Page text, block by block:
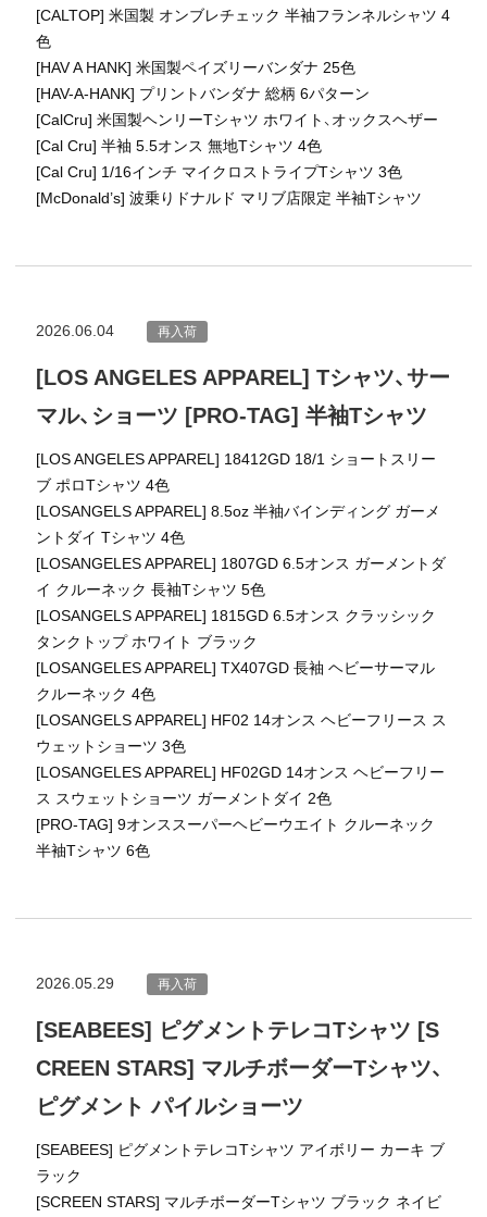
[CALTOP] 米国製 オンブレチェック 半袖フランネルシャツ 4
色
[HAV A HANK] 米国製ペイズリーバンダナ 25色
[HAV-A-HANK] プリントバンダナ 総柄 6パターン
[CalCru] 米国製ヘンリーTシャツ ホワイト、オックスヘザー
[Cal Cru] 半袖 5.5オンス 無地Tシャツ 4色
[Cal Cru] 1/16インチ マイクロストライプTシャツ 3色
[McDonald’s] 波乗りドナルド マリブ店限定 半袖Tシャツ
2026.06.04 再入荷
[LOS ANGELES APPAREL] Tシャツ、サー
マル、ショーツ [PRO-TAG] 半袖Tシャツ
[LOS ANGELES APPAREL] 18412GD 18/1 ショートスリー
ブ ポロTシャツ 4色
[LOSANGELS APPAREL] 8.5oz 半袖バインディング ガーメ
ントダイ Tシャツ 4色
[LOSANGELES APPAREL] 1807GD 6.5オンス ガーメントダ
イ クルーネック 長袖Tシャツ 5色
[LOSANGELS APPAREL] 1815GD 6.5オンス クラッシック
タンクトップ ホワイト ブラック
[LOSANGELES APPAREL] TX407GD 長袖 ヘビーサーマル
クルーネック 4色
[LOSANGELS APPAREL] HF02 14オンス ヘビーフリース ス
ウェットショーツ 3色
[LOSANGELES APPAREL] HF02GD 14オンス ヘビーフリー
ス スウェットショーツ ガーメントダイ 2色
[PRO-TAG] 9オンススーパーヘビーウエイト クルーネック
半袖Tシャツ 6色
2026.05.29 再入荷
[SEABEES] ピグメントテレコTシャツ [S
CREEN STARS] マルチボーダーTシャツ、
ピグメント パイルショーツ
[SEABEES] ピグメントテレコTシャツ アイボリー カーキ ブ
ラック
[SCREEN STARS] マルチボーダーTシャツ ブラック ネイビ